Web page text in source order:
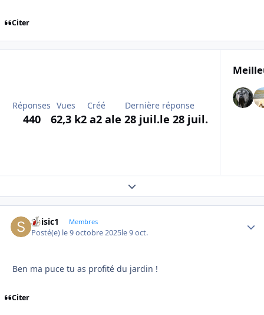
Citer
Réponses
440
Vues
62,3 k
Créé
2 a2 a
Dernière réponse
le 28 juil.le 28 juil.
Expand topic overview
Soisic1 Membres
Posté(e) le 9 octobre 2025le 9 oct.
Ben ma puce tu as profité du jardin !
Citer